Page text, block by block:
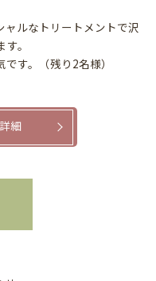
ルなトリートメントで沢
。
す。（残り2名様）
細